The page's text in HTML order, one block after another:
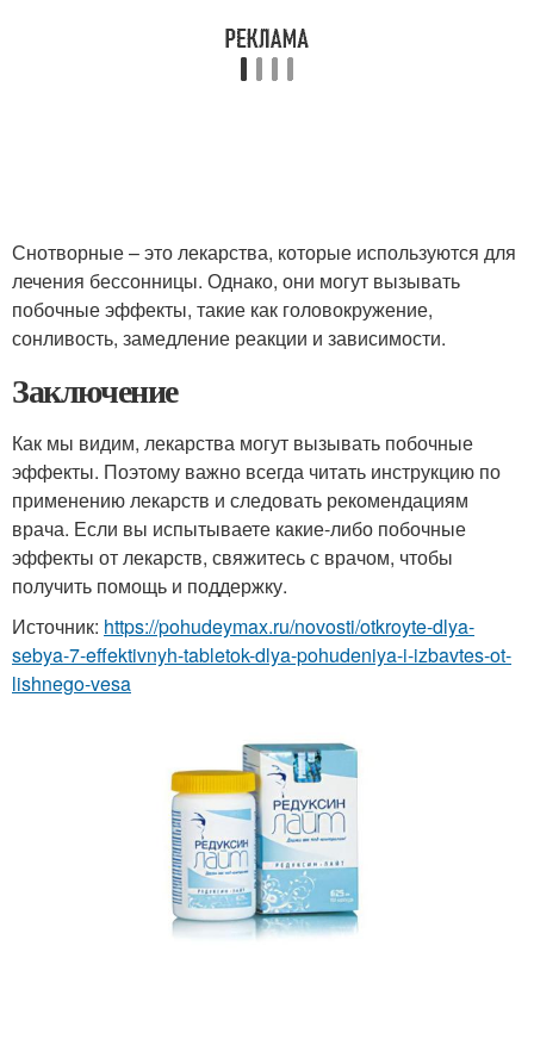
Снотворные – это лекарства, которые используются для
лечения бессонницы. Однако, они могут вызывать
побочные эффекты, такие как головокружение,
сонливость, замедление реакции и зависимости.
Заключение
Как мы видим, лекарства могут вызывать побочные
эффекты. Поэтому важно всегда читать инструкцию по
применению лекарств и следовать рекомендациям
врача. Если вы испытываете какие-либо побочные
эффекты от лекарств, свяжитесь с врачом, чтобы
получить помощь и поддержку.
Источник: https://pohudeymax.ru/novosti/otkroyte-dlya-
sebya-7-effektivnyh-tabletok-dlya-pohudeniya-i-izbavtes-ot-
lishnego-vesa